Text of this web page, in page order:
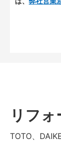
リフ
TOTO、